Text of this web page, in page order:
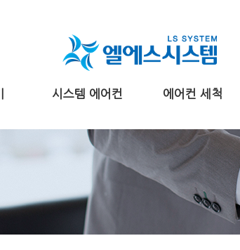
시스템 에어컨 에어컨 세척